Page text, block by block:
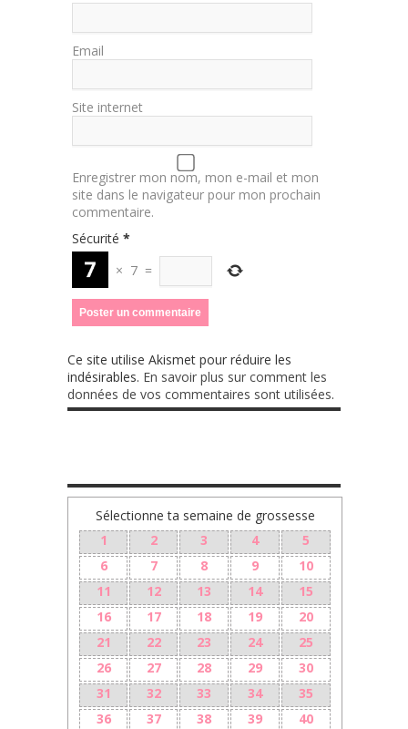
Email
Site internet
Enregistrer mon nom, mon e-mail et mon
site dans le navigateur pour mon prochain
commentaire.
Sécurité *
× 7 =
Ce site utilise Akismet pour réduire les
indésirables. En savoir plus sur comment les
données de vos commentaires sont utilisées.
Sélectionne ta semaine de grossesse
1
2 3 4
5
6
7 8 9
10
11
12 13 14
15
16
17 18 19
20
21
22 23 24
25
26
27 28 29
30
31
32 33 34
35
36
37 38 39 40